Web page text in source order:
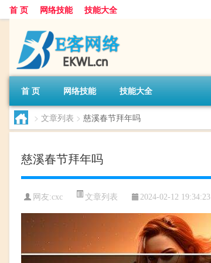
首 页 网络技能 技能大全
首 页 网络技能 技能大全
> 文章列表 > 慈溪春节拜年吗
慈溪春节拜年吗
网友:cxc 文章列表 2024-02-12 19:34:23